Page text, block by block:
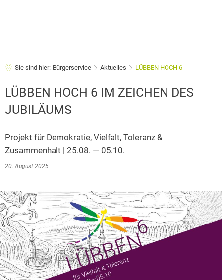
Sie sind hier: Bürgerservice Aktuelles LÜBBEN HOCH 6
LÜBBEN HOCH 6 IM ZEICHEN DES
JUBILÄUMS
Projekt für Demokratie, Vielfalt, Toleranz &
Zusammenhalt | 25.08. — 05.10.
20. August 2025